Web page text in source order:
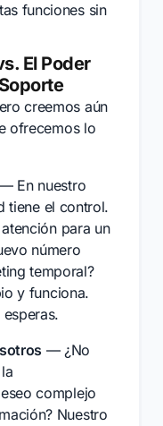
funciones sin
El Poder
creemos aún
ofrecemos lo
En nuestro
tiene el control.
para un
número
temporal?
y funciona.
— ¿No
complejo
Nuestro